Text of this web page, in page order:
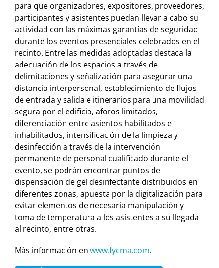
para que organizadores, expositores, proveedores,
participantes y asistentes puedan llevar a cabo su
actividad con las máximas garantías de seguridad
durante los eventos presenciales celebrados en el
recinto. Entre las medidas adoptadas destaca la
adecuación de los espacios a través de
delimitaciones y señalización para asegurar una
distancia interpersonal, establecimiento de flujos
de entrada y salida e itinerarios para una movilidad
segura por el edificio, aforos limitados,
diferenciación entre asientos habilitados e
inhabilitados, intensificación de la limpieza y
desinfección a través de la intervención
permanente de personal cualificado durante el
evento, se podrán encontrar puntos de
dispensación de gel desinfectante distribuidos en
diferentes zonas, apuesta por la digitalización para
evitar elementos de necesaria manipulación y
toma de temperatura a los asistentes a su llegada
al recinto, entre otras.
Más información en www.fycma.com.